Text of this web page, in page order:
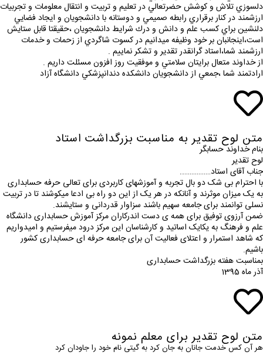
دلسوزي تلاش و كوشش حضرتعالي در تعليم و تربيت و انتقال معلومات و تجربيات
ارزشمند در كنار برقراري رابطه صميمي و دوستانه با دانشجويان و ايجاد فضايي
دلنشين براي كسب علم و دانش و درك شرايط دانشجويان ،حقيقتا قابل ستايش
است،اينجانبان بر خود وظيفه ميدانيم در كسوت شاگردي از زحمات و خدمات
ارزشمند شما،استاد گرانقدر تقدير و تشكر نماييم .
از خداوند متعال برايتان سلامتي و موفقيت روز افزون مسئلت داريم .
ارادتمند شما ،جمعي از دانشجويان دانشكده دندانپزشكي دانشگاه آزاد
متن لوح تقدیر به مناسبت بزرگداشت استاد
بنام خداوند حسابگر
لوح تقدیر
جناب آقای استاد……………..
با احترام بی شک دو بال تجربه و آموزشهای کاربردی برای تعالی حرفه حسابداری
به یک میزان موثرند و آنانکه در هر یک از این دو راه بی ادعا میکوشند تا در تربیت
نسلی توانمند برای جامعه سهیم باشند سزاوار قدردانی و ستایشند.
ضمن آرزوی توفیق برای همه ی دست اندرکاران مرکز آموزش حسابداری دانشگاه
علم و فرهنگ به یکایک اساتید و کارشناسان این مرکز درود میفرستیم و امیدواریم
که شاهد استمرار و اعتلای فعالیت آن برای جامعه حرفه ای حسابداری کشور
باشیم.
بمناسبت هفته بزرگداشت حسابداری
آذر ماه 1395
متن لوح تقدیر برای معلم نمونه
هر آن کس خدمت جانان به جان کرد به گیتی نام خود را جاودان کرد